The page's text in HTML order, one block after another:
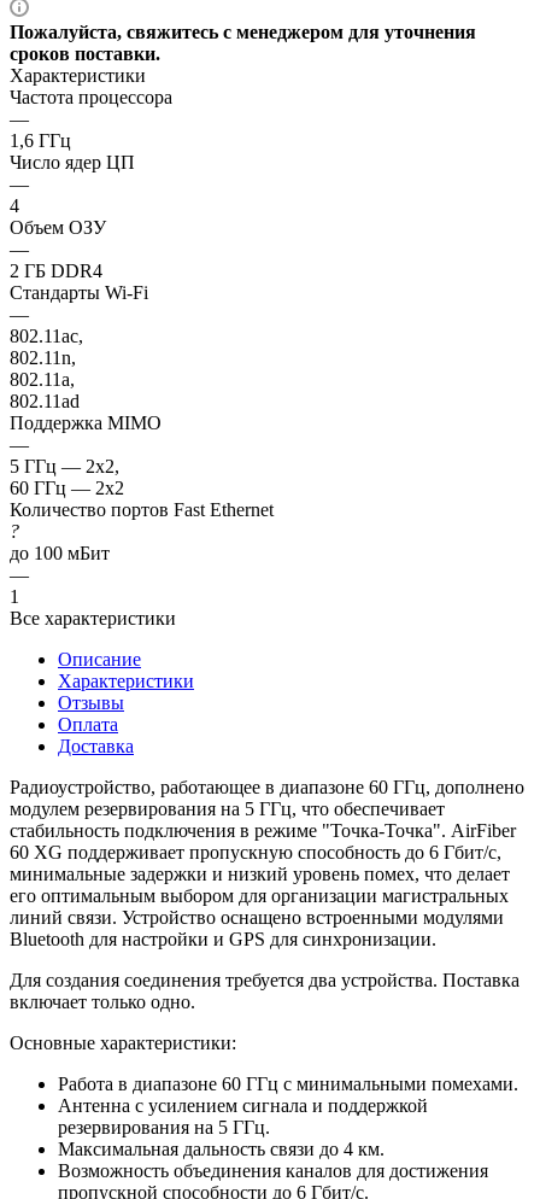
Пожалуйста, свяжитесь с менеджером для уточнения
сроков поставки.
Характеристики
Частота процессора
—
1,6 ГГц
Число ядер ЦП
—
4
Объем ОЗУ
—
2 ГБ DDR4
Стандарты Wi-Fi
—
802.11ac,
802.11n,
802.11a,
802.11ad
Поддержка MIMO
—
5 ГГц — 2x2,
60 ГГц — 2x2
Количество портов Fast Ethernet
?
до 100 мБит
—
1
Все характеристики
Описание
Характеристики
Отзывы
Оплата
Доставка
Радиоустройство, работающее в диапазоне 60 ГГц, дополнено
модулем резервирования на 5 ГГц, что обеспечивает
стабильность подключения в режиме "Точка-Точка". AirFiber
60 XG поддерживает пропускную способность до 6 Гбит/с,
минимальные задержки и низкий уровень помех, что делает
его оптимальным выбором для организации магистральных
линий связи. Устройство оснащено встроенными модулями
Bluetooth для настройки и GPS для синхронизации.
Для создания соединения требуется два устройства. Поставка
включает только одно.
Основные характеристики:
Работа в диапазоне 60 ГГц с минимальными помехами.
Антенна с усилением сигнала и поддержкой
резервирования на 5 ГГц.
Максимальная дальность связи до 4 км.
Возможность объединения каналов для достижения
пропускной способности до 6 Гбит/с.